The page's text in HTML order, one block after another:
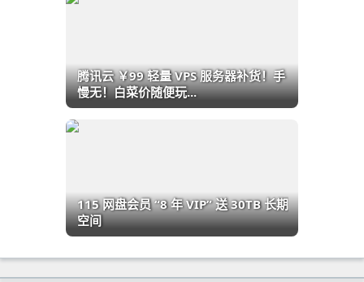
腾讯云 ￥99 轻量 VPS 服务器补货！手
慢无！白菜价随便玩...
115 网盘会员 “8 年 VIP” 送 30TB 长期
空间